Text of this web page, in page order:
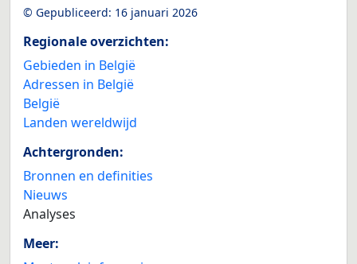
© Gepubliceerd: 16 januari 2026
Regionale overzichten:
Gebieden in België
Adressen in België
België
Landen wereldwijd
Achtergronden:
Bronnen en definities
Nieuws
Analyses
Meer: